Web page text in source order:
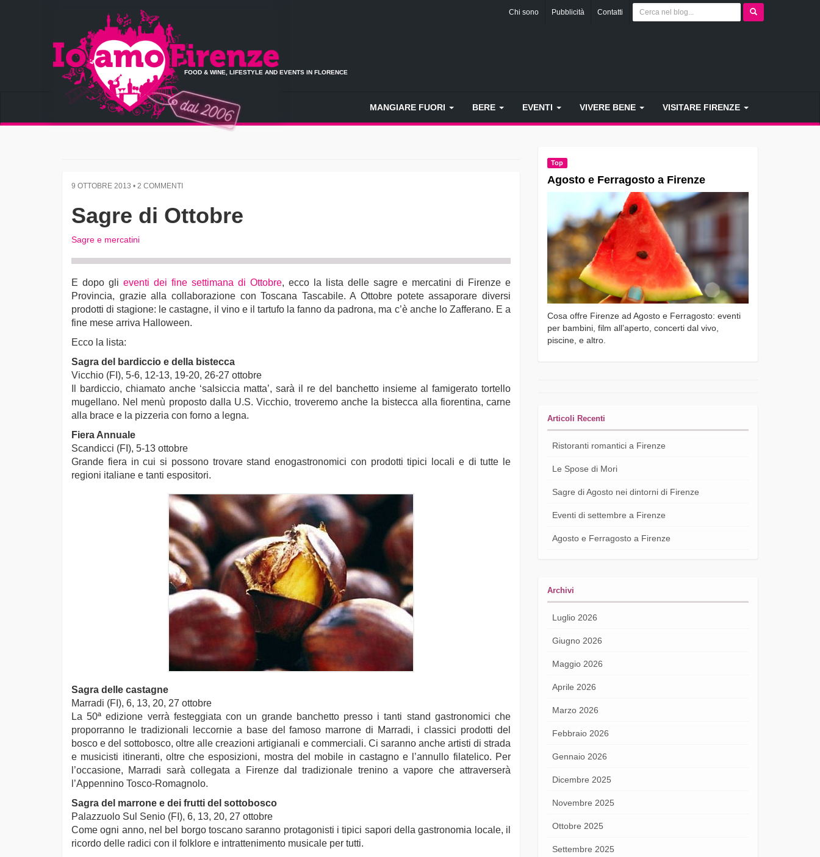
Chi sono Pubblicità Contatti
FOOD & WINE, LIFESTYLE AND EVENTS IN FLORENCE
MANGIARE FUORI BERE EVENTI VIVERE BENE VISITARE FIRENZE
9 OTTOBRE 2013 • 2 COMMENTI
Sagre di Ottobre
Sagre e mercatini
E dopo gli eventi dei fine settimana di Ottobre, ecco la lista delle sagre e mercatini di Firenze e
Provincia, grazie alla collaborazione con Toscana Tascabile. A Ottobre potete assaporare diversi
prodotti di stagione: le castagne, il vino e il tartufo la fanno da padrona, ma c’è anche lo Zafferano. E a
fine mese arriva Halloween.
Ecco la lista:
Sagra del bardiccio e della bistecca
Vicchio (FI), 5-6, 12-13, 19-20, 26-27 ottobre
Il bardiccio, chiamato anche ‘salsiccia matta’, sarà il re del banchetto insieme al famigerato tortello
mugellano. Nel menù proposto dalla U.S. Vicchio, troveremo anche la bistecca alla fiorentina, carne
alla brace e la pizzeria con forno a legna.
Fiera Annuale
Scandicci (FI), 5-13 ottobre
Grande fiera in cui si possono trovare stand enogastronomici con prodotti tipici locali e di tutte le
regioni italiane e tanti espositori.
Sagra delle castagne
Marradi (FI), 6, 13, 20, 27 ottobre
La 50ª edizione verrà festeggiata con un grande banchetto presso i tanti stand gastronomici che
proporranno le tradizionali leccornie a base del famoso marrone di Marradi, i classici prodotti del
bosco e del sottobosco, oltre alle creazioni artigianali e commerciali. Ci saranno anche artisti di strada
e musicisti itineranti, oltre che esposizioni, mostra del mobile in castagno e l’annullo filatelico. Per
l’occasione, Marradi sarà collegata a Firenze dal tradizionale trenino a vapore che attraverserà
l’Appennino Tosco-Romagnolo.
Sagra del marrone e dei frutti del sottobosco
Palazzuolo Sul Senio (FI), 6, 13, 20, 27 ottobre
Come ogni anno, nel bel borgo toscano saranno protagonisti i tipici sapori della gastronomia locale, il
ricordo delle radici con il folklore e intrattenimento musicale per tutti.
Top
Agosto e Ferragosto a Firenze
Cosa offre Firenze ad Agosto e Ferragosto: eventi
per bambini, film all’aperto, concerti dal vivo,
piscine, e altro.
Articoli Recenti
Ristoranti romantici a Firenze
Le Spose di Mori
Sagre di Agosto nei dintorni di Firenze
Eventi di settembre a Firenze
Agosto e Ferragosto a Firenze
Archivi
Luglio 2026
Giugno 2026
Maggio 2026
Aprile 2026
Marzo 2026
Febbraio 2026
Gennaio 2026
Dicembre 2025
Novembre 2025
Ottobre 2025
Settembre 2025